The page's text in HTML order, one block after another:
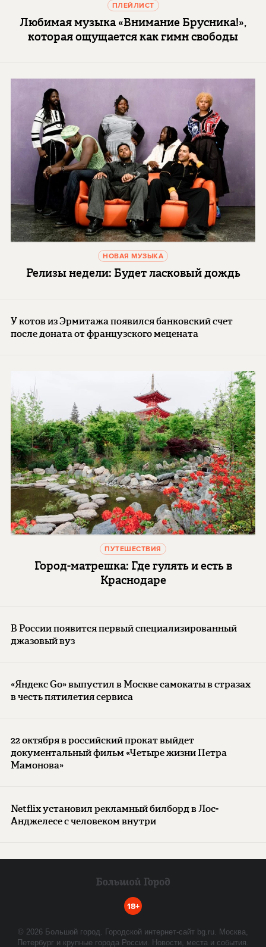
ПЛЕЙЛИСТ
Любимая музыка «Внимание Брусника!»,
которая ощущается как гимн свободы
НОВАЯ МУЗЫКА
Релизы недели: Будет ласковый дождь
У котов из Эрмитажа появился банковский счет
после доната от французского мецената
ПУТЕШЕСТВИЯ
Город-матрешка: Где гулять и есть в
Краснодаре
В России появится первый специализированный
джазовый вуз
«Яндекс Go» выпустил в Москве самокаты в стразах
в честь пятилетия сервиса
22 октября в российский прокат выйдет
документальный фильм «Четыре жизни Петра
Мамонова»
Netflix установил рекламный билборд в Лос-
Анджелесе с человеком внутри
18+
© 2026 Большой город. Городской интернет-сайт bg.ru. Москва,
Петербург и крупные города России. Новости, места и события.